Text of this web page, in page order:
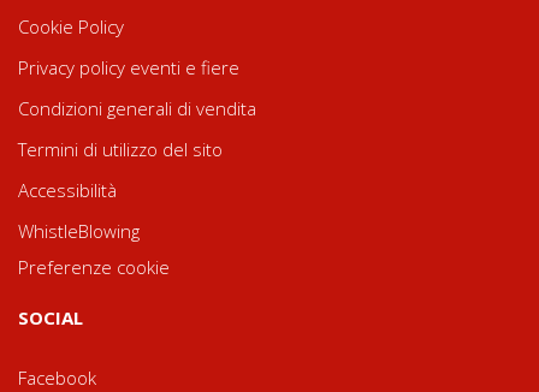
Cookie Policy
Privacy policy eventi e fiere
Condizioni generali di vendita
Termini di utilizzo del sito
Accessibilità
WhistleBlowing
Preferenze cookie
SOCIAL
Facebook